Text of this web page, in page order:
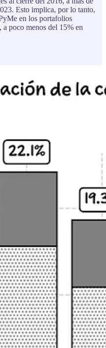
Esto implica, por lo tanto,
en los portafolios
a poco menos del 15% en